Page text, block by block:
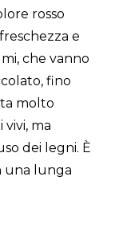
rosso
e
che vanno
fino
molto
ma
dei legni. È
una lunga